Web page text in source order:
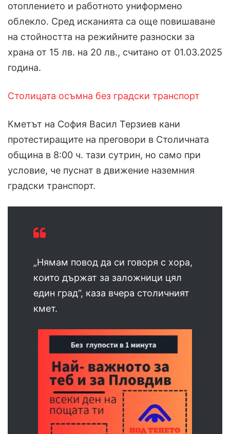
отоплението и работното униформено
облекло. Сред исканията са още повишаване
на стойността на режийните разноски за
храна от 15 лв. на 20 лв., считано от 01.03.2025
година.
Столицата осъмна без градски транспорт
Кметът на София Васил Терзиев кани
протестиращите на преговори в Столичната
община в 8:00 ч. тази сутрин, но само при
условие, че пуснат в движение наземния
градски транспорт.
„Нямам повод да си говоря с хора,
които държат за заложници цял
един град“, каза вчера столичният
кмет.